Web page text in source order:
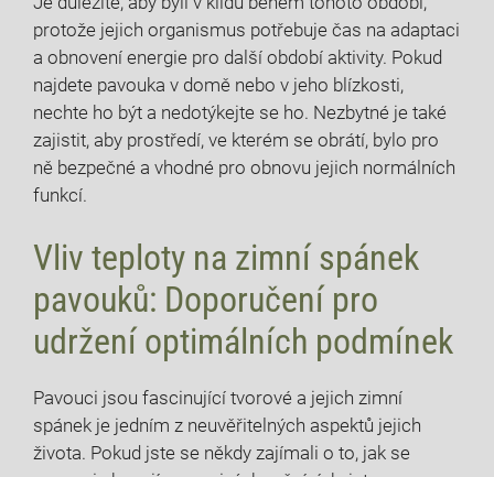
protože jejich organismus potřebuje čas na adaptaci
a obnovení energie pro další období aktivity. Pokud
najdete pavouka v domě nebo v jeho blízkosti,
nechte ho být a nedotýkejte se ho. Nezbytné je také
zajistit, aby prostředí, ve kterém se obrátí, bylo pro
ně bezpečné a vhodné pro obnovu jejich normálních
funkcí.
Vliv teploty na zimní spánek
pavouků: Doporučení pro
udržení optimálních podmínek
Pavouci jsou fascinující tvorové a jejich zimní
spánek je jedním z neuvěřitelných aspektů jejich
života. Pokud jste se někdy zajímali o to, jak se